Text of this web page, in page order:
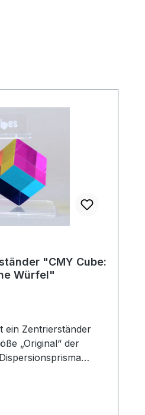
"CMY Cube:
Würfel"
ein Zentrierständer
„Original“ der